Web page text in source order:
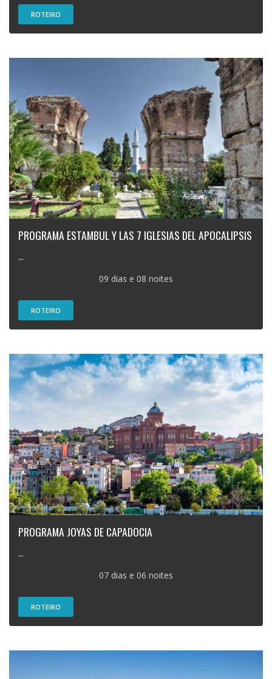
ROTEIRO
PROGRAMA ESTAMBUL Y LAS 7 IGLESIAS DEL APOCALIPSIS
...
09 dias e 08 noites
ROTEIRO
PROGRAMA JOYAS DE CAPADOCIA
...
07 dias e 06 noites
ROTEIRO